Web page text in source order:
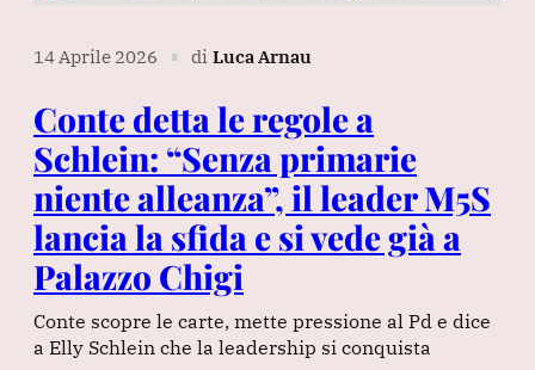
14 Aprile 2026 ∎ di Luca Arnau
Conte detta le regole a
Schlein: “Senza primarie
niente alleanza”, il leader M5S
lancia la sfida e si vede già a
Palazzo Chigi
Conte scopre le carte, mette pressione al Pd e dice
a Elly Schlein che la leadership si conquista